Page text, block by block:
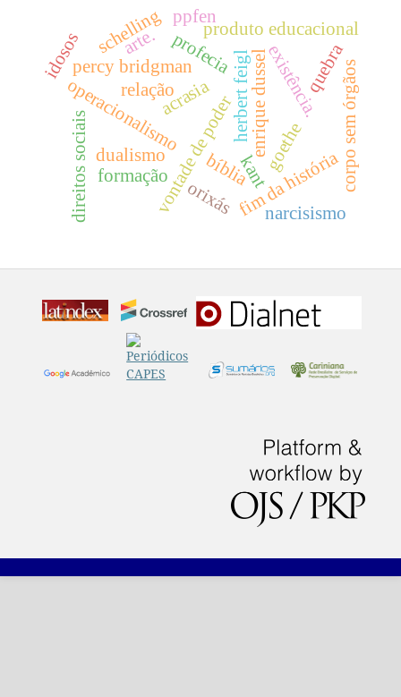
kant
herbert feigl
bíblia
profeciaproduto educacional
relação
vontade de poder
acrasia
formação
operacionalismo
percy bridgman
fim da história
idosos
direitos sociais
enrique dussel
arte.
schelling
existência.
goethe
dualismo
narcisismo
quebra
ppfen
orixás
corpo sem órgãos